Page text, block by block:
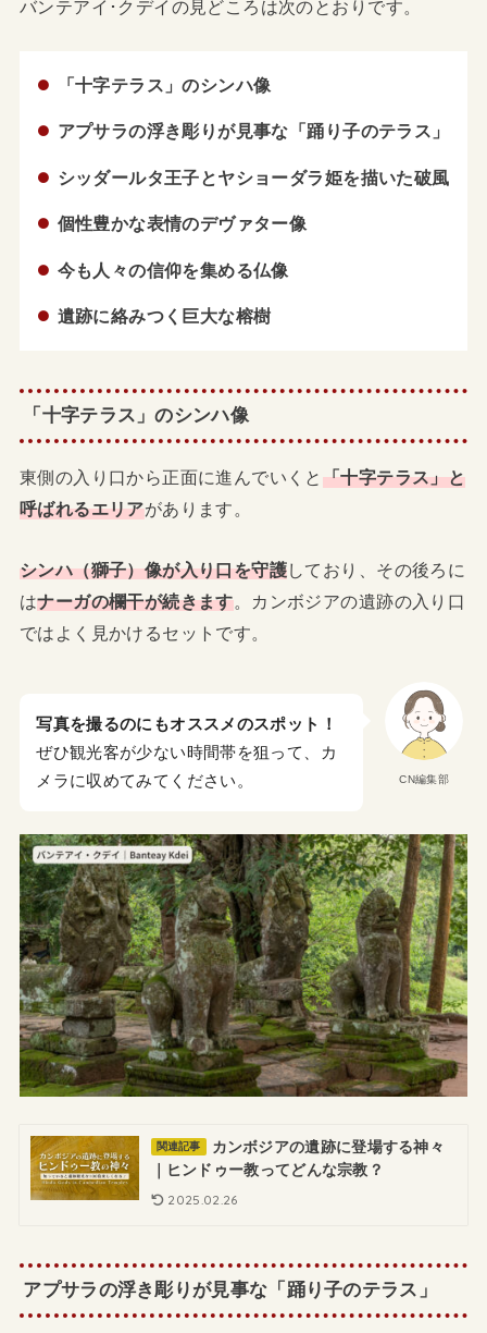
バンテアイ･クデイの見どころは次のとおりです。
「十字テラス」のシンハ像
アプサラの浮き彫りが見事な「踊り子のテラス」
シッダールタ王子とヤショーダラ姫を描いた破風
個性豊かな表情のデヴァター像
今も人々の信仰を集める仏像
遺跡に絡みつく巨大な榕樹
「十字テラス」のシンハ像
東側の入り口から正面に進んでいくと 「十字テラス」と
呼ばれるエリアがあります。
シンハ（獅子）像が入り口を守護しており、その後ろに
はナーガの欄干が続きます。カンボジアの遺跡の入り口
ではよく見かけるセットです。
CN編集部
写真を撮るのにもオススメのスポット！
ぜひ観光客が少ない時間帯を狙って、カ
メラに収めてみてください。
関連記事
カンボジアの遺跡に登場する神々
｜ヒンドゥー教ってどんな宗教？
2025.02.26
アプサラの浮き彫りが見事な「踊り子のテラス」